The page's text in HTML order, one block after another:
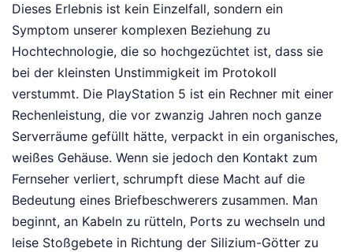
Dieses Erlebnis ist kein Einzelfall, sondern ein
Symptom unserer komplexen Beziehung zu
Hochtechnologie, die so hochgezüchtet ist, dass sie
bei der kleinsten Unstimmigkeit im Protokoll
verstummt. Die PlayStation 5 ist ein Rechner mit einer
Rechenleistung, die vor zwanzig Jahren noch ganze
Serverräume gefüllt hätte, verpackt in ein organisches,
weißes Gehäuse. Wenn sie jedoch den Kontakt zum
Fernseher verliert, schrumpft diese Macht auf die
Bedeutung eines Briefbeschwerers zusammen. Man
beginnt, an Kabeln zu rütteln, Ports zu wechseln und
leise Stoßgebete in Richtung der Silizium-Götter zu